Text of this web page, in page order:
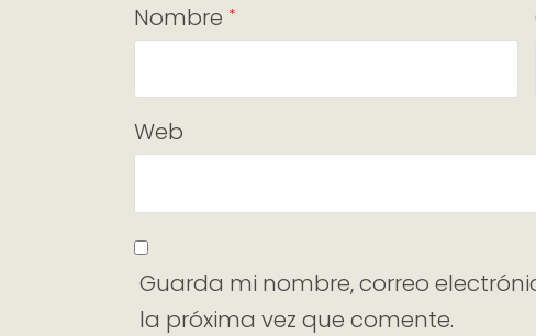
Nombre *
Web
Guarda mi nombre, correo
la próxima vez que comente.